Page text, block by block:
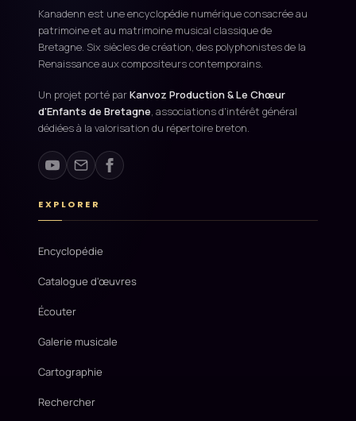
Kanadenn est une encyclopédie numérique consacrée au
patrimoine et au matrimoine musical classique de
Bretagne. Six siècles de création, des polyphonistes de la
Renaissance aux compositeurs contemporains.
Un projet porté parKanvoz Production & Le Chœur
d'Enfants de Bretagne, associations d'intérêt général
dédiées à la valorisation du répertoire breton.
EXPLORER
Encyclopédie
Catalogue d'œuvres
Écouter
Galerie musicale
Cartographie
Rechercher